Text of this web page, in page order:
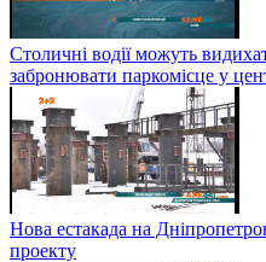
Столичні водії можуть
забронювати паркомісце у
Нова естакада на
проекту